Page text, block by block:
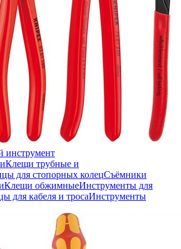
инструмент
Клещи трубные и
для стопорных колецСъёмники
Клещи обжимныеИнструменты для
для кабеля и тросаИнструменты